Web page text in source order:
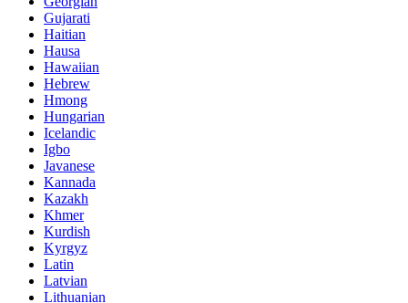
Gujarati
Haitian
Hausa
Hawaiian
Hebrew
Hmong
Hungarian
Icelandic
Igbo
Javanese
Kannada
Kazakh
Khmer
Kurdish
Kyrgyz
Latin
Latvian
Lithuanian